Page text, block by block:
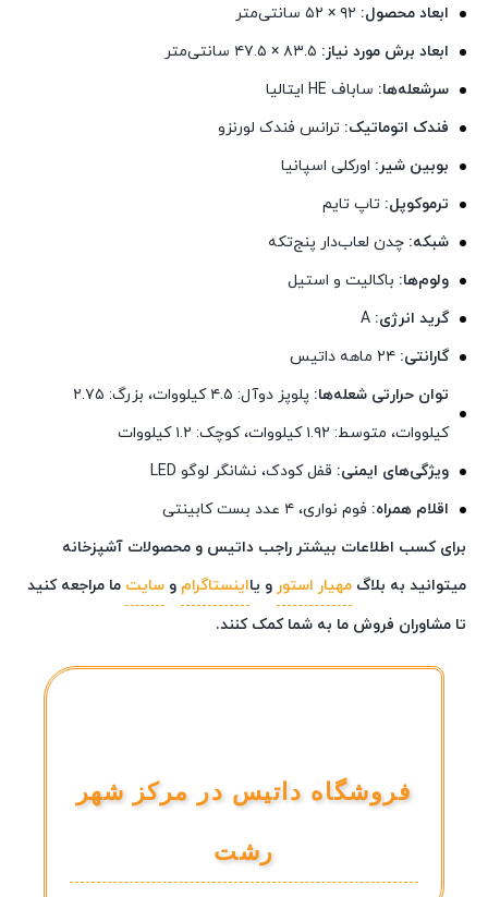
ابعاد محصول: ۹۲ × ۵۲ سانتی‌متر
ابعاد برش مورد نیاز: ۸۳.۵ × ۴۷.۵ سانتی‌متر
سرشعله‌ها: ساباف HE ایتالیا
فندک اتوماتیک: ترانس فندک لورنزو
بوبین شیر: اورکلی اسپانیا
ترموکوپل: تاپ تایم
شبکه: چدن لعاب‌دار پنج‌تکه
ولوم‌ها: باکالیت و استیل
گرید انرژی:
گارانتی: ۲۴ ماهه داتیس
توان حرارتی شعله‌ها:
پلوپز دوآل: ۴.۵ کیلووات، بزرگ: ۲.۷۵
کیلووات، متوسط: ۱.۹۲ کیلووات، کوچک: ۱.۲ کیلووات
ویژگی‌های ایمنی: قفل کودک، نشانگر لوگو LED
اقلام همراه: فوم نواری، ۴ عدد بست کابینتی
برای کسب اطلاعات بیشتر راجب داتیس و محصولات آشپزخانه
میتوانید به بلاگ مهیار استور و یااینستاگرام و سایت ما مراجعه کنید
تا مشاوران فروش ما به شما کمک کنند.
فروشگاه داتیس در مرکز شهر
رشت